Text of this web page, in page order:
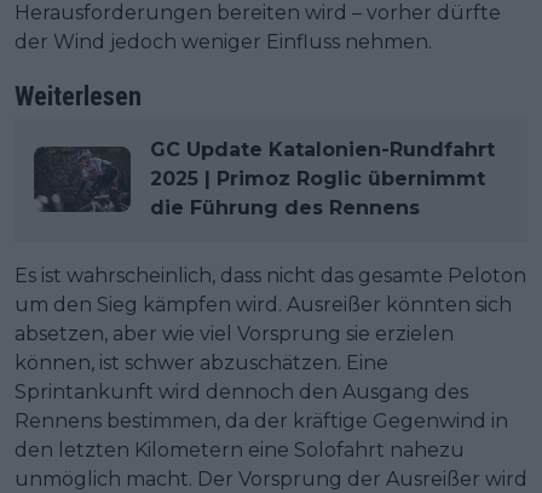
Herausforderungen bereiten wird – vorher dürfte
der Wind jedoch weniger Einfluss nehmen.
Weiterlesen
GC Update Katalonien-Rundfahrt
2025 | Primoz Roglic übernimmt
die Führung des Rennens
Es ist wahrscheinlich, dass nicht das gesamte Peloton
um den Sieg kämpfen wird. Ausreißer könnten sich
absetzen, aber wie viel Vorsprung sie erzielen
können, ist schwer abzuschätzen. Eine
Sprintankunft wird dennoch den Ausgang des
Rennens bestimmen, da der kräftige Gegenwind in
den letzten Kilometern eine Solofahrt nahezu
unmöglich macht. Der Vorsprung der Ausreißer wird